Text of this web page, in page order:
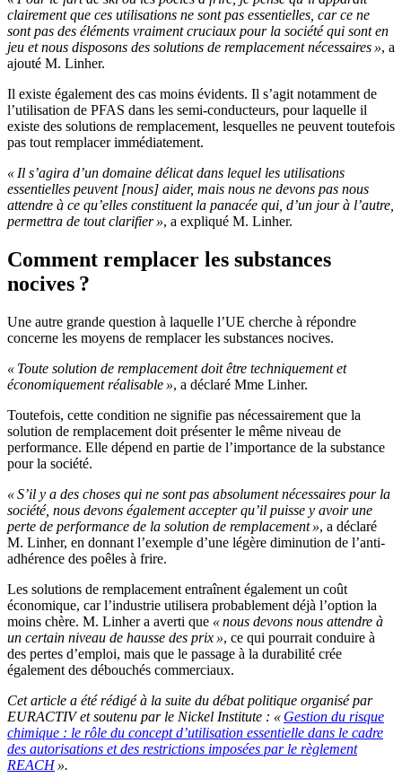
clairement que ces utilisations ne sont pas essentielles, car ce ne
sont pas des éléments vraiment cruciaux pour la société qui sont en
jeu et nous disposons des solutions de remplacement nécessaires », a
ajouté M. Linher.
Il existe également des cas moins évidents. Il s’agit notamment de
l’utilisation de PFAS dans les semi-conducteurs, pour laquelle il
existe des solutions de remplacement, lesquelles ne peuvent toutefois
pas tout remplacer immédiatement.
« Il s’agira d’un domaine délicat dans lequel les utilisations
essentielles peuvent [nous] aider, mais nous ne devons pas nous
attendre à ce qu’elles constituent la panacée qui, d’un jour à l’autre,
permettra de tout clarifier », a expliqué M. Linher.
Comment remplacer les substances
nocives ?
Une autre grande question à laquelle l’UE cherche à répondre
concerne les moyens de remplacer les substances nocives.
« Toute solution de remplacement doit être techniquement et
économiquement réalisable », a déclaré Mme Linher.
Toutefois, cette condition ne signifie pas nécessairement que la
solution de remplacement doit présenter le même niveau de
performance. Elle dépend en partie de l’importance de la substance
pour la société.
« S’il y a des choses qui ne sont pas absolument nécessaires pour la
société, nous devons également accepter qu’il puisse y avoir une
perte de performance de la solution de remplacement », a déclaré
M. Linher, en donnant l’exemple d’une légère diminution de l’anti-
adhérence des poêles à frire.
Les solutions de remplacement entraînent également un coût
économique, car l’industrie utilisera probablement déjà l’option la
moins chère. M. Linher a averti que « nous devons nous attendre à
un certain niveau de hausse des prix », ce qui pourrait conduire à
des pertes d’emploi, mais que le passage à la durabilité crée
également des débouchés commerciaux.
Cet article a été rédigé à la suite du débat politique organisé par
EURACTIV et soutenu par le Nickel Institute : « Gestion du risque
chimique : le rôle du concept d’utilisation essentielle dans le cadre
des autorisations et des restrictions imposées par le règlement
REACH».